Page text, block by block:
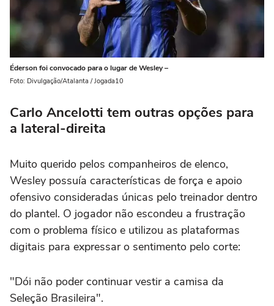
Éderson foi convocado para o lugar de Wesley –
Foto: Divulgação/Atalanta / Jogada10
Carlo Ancelotti tem outras opções para
a lateral-direita
Muito querido pelos companheiros de elenco,
Wesley possuía características de força e apoio
ofensivo consideradas únicas pelo treinador dentro
do plantel. O jogador não escondeu a frustração
com o problema físico e utilizou as plataformas
digitais para expressar o sentimento pelo corte:
"Dói não poder continuar vestir a camisa da
Seleção Brasileira".